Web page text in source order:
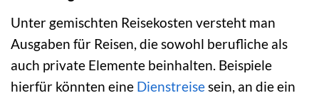
Unter gemischten Reisekosten versteht man
Ausgaben für Reisen, die sowohl berufliche als
auch private Elemente beinhalten. Beispiele
hierfür könnten eine Dienstreisesein, an die ein